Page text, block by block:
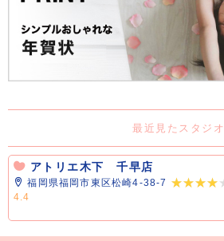
最近見たスタジオ
アトリエ木下 千早店
福岡県福岡市東区松崎4-38-7
4.4